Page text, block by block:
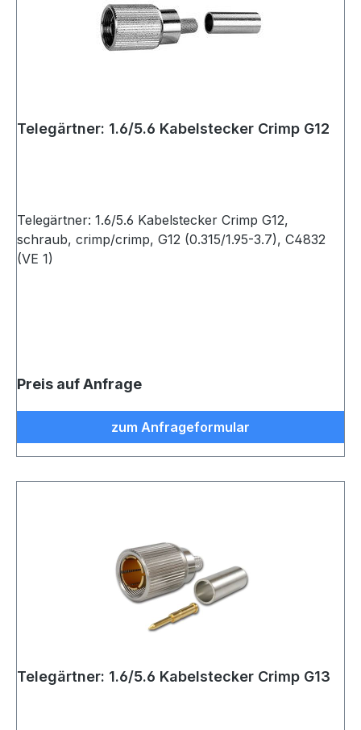
Telegärtner: 1.6/5.6 Kabelstecker Crimp G12
Telegärtner: 1.6/5.6 Kabelstecker Crimp G12,
schraub, crimp/crimp, G12 (0.315/1.95-3.7), C4832
(VE 1)
Preis auf Anfrage
zum Anfrageformular
Telegärtner: 1.6/5.6 Kabelstecker Crimp G13